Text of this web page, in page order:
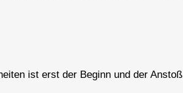
ist erst der Beginn und der